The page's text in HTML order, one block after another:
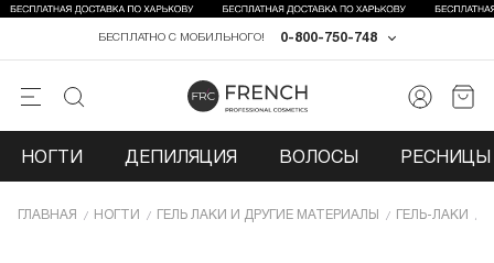
0-800-750-748
БЕСПЛАТНО С МОБИЛЬНОГО!
НОГТИ ДЕПИЛЯЦИЯ ВОЛОСЫ РЕСНИЦЫ
ГЛАВНАЯ НОГТИ ГЕЛЬ ЛАКИ И ДРУГИЕ МАТЕРИАЛЫ ГЕЛЬ-ЛАКИ